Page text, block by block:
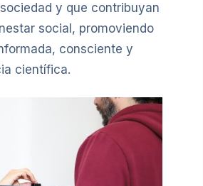
y que contribuyan
social, promoviendo
consciente y
científica.